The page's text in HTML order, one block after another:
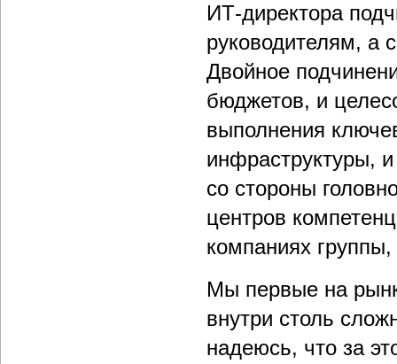
ИТ-директора
руководителям, а
Двойное
бюджетов, и
выполнения
инфраструктуры,
со стороны
центров
компаниях
Мы первые на
внутри столь
надеюсь, что за